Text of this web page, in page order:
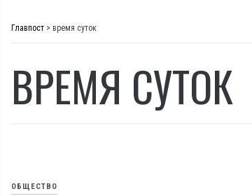
Главпост > время суток
ВРЕМЯ СУТОК
ОБЩЕСТВО